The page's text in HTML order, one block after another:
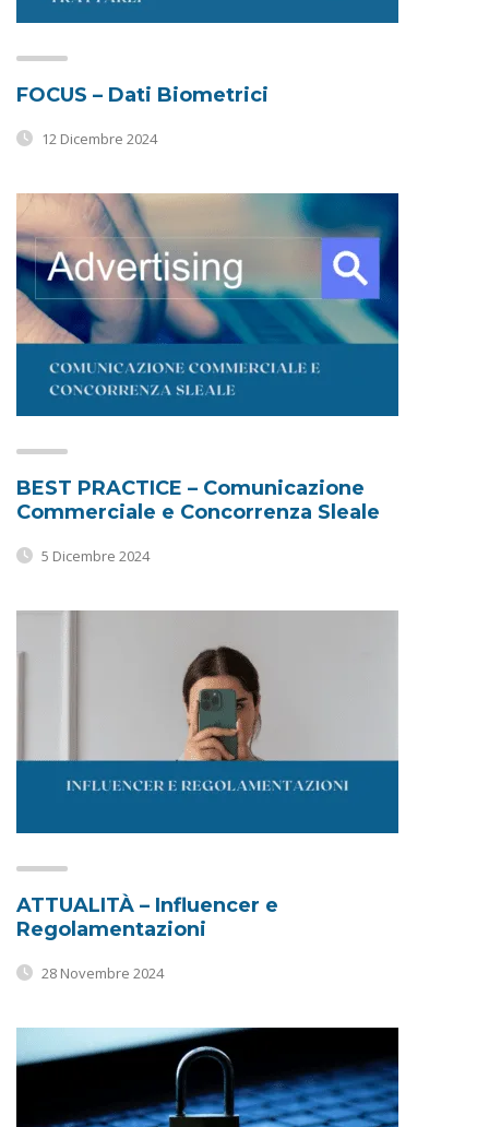
FOCUS – Dati Biometrici
12 Dicembre 2024
BEST PRACTICE – Comunicazione
Commerciale e Concorrenza Sleale
5 Dicembre 2024
ATTUALITÀ – Influencer e
Regolamentazioni
28 Novembre 2024